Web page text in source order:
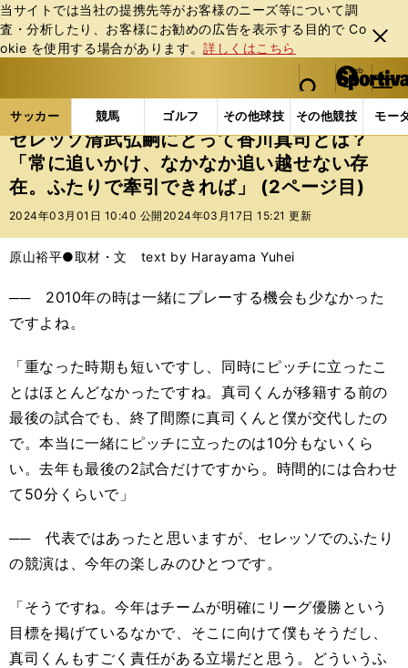
当サイトでは当社の提携先等がお客様のニーズ等について調
査・分析したり、お客様にお勧めの広告を表⽰する⽬的で Co
okie を使⽤する場合があります。詳しくはこちら
閉じ
る
web Sportiva (webスポルティーバ)
検索
マイペ
ー
ジ
メニュ
サッカー 競馬 ゴルフ その他球技 その他競技 モー
ス
ポ
ル
テ
ー
バ
サッカーの記事一覧 Jリーグ他 Jリーグ セレッ
セレッソ清武弘嗣にとって香川真司とは？
「常に追いかけ、なかなか追い越せない存
在。ふたりで牽引できれば」 (2ページ目)
2024年03月01日 10:40 公開 2024年03月17日 15:21 更新
原山裕平●取材・文 text by Harayama Yuhei
── 2010年の時は一緒にプレーする機会も少なかった
ですよね。
「重なった時期も短いですし、同時にピッチに立ったこ
とはほとんどなかったですね。真司くんが移籍する前の
最後の試合でも、終了間際に真司くんと僕が交代したの
で。本当に一緒にピッチに立ったのは10分もないくら
い。去年も最後の2試合だけですから。時間的には合わせ
て50分くらいで」
── 代表ではあったと思いますが、セレッソでのふたり
の競演は、今年の楽しみのひとつです。
「そうですね。今年はチームが明確にリーグ優勝という
目標を掲げているなかで、そこに向けて僕もそうだし、
真司くんもすごく責任がある立場だと思う。どういうふ